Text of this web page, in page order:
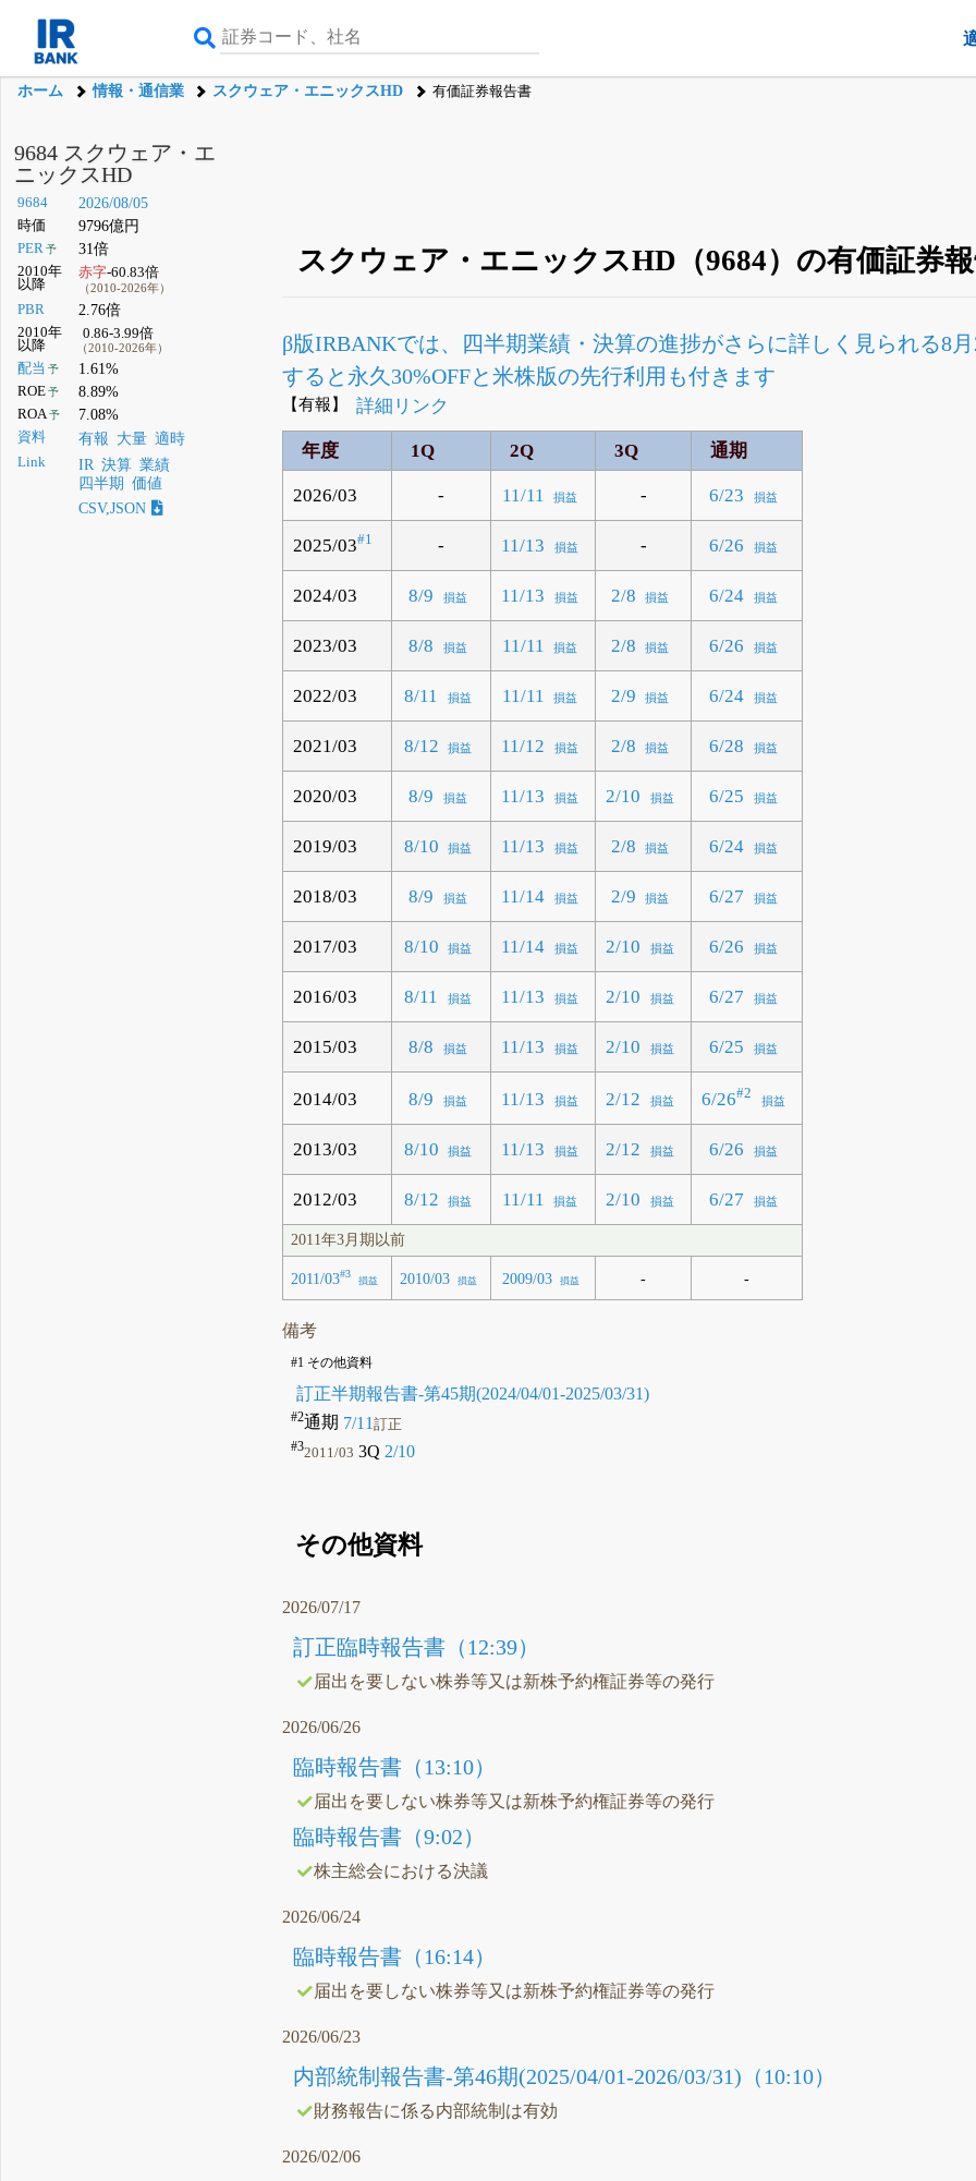
ホーム 情報・通信業 スクウェア・エニックスHD 有価証券報告書
9684 スクウェア・エ
ニックスHD
9684 2026/08/05
時価 9796億円
PER予 31倍
2010年
以降
赤字-60.83倍
（2010-2026年）
PBR 2.76倍
2010年
以降
0.86-3.99倍
（2010-2026年）
配当 予 1.61%
ROE予 8.89%
ROA 予 7.08%
資料 有報 大量 適時
Link IR 決算 業績
四半期 価値
CSV,JSON
スクウェア・エニックスHD（9684）の有価証券
β版IRBANKでは、 四半期業績・決算の進捗がさらに詳しく見られる8
すると永久30%OFFと米株版の先行利用も付きます
【有報】 詳細リンク
年度 1Q 2Q 3Q 通期
2026/03 - 11/11 損益 - 6/23 損益
2025/03#1 - 11/13 損益 - 6/26 損益
2024/03 8/9 損益 11/13 損益 2/8 損益 6/24 損益
2023/03 8/8 損益 11/11 損益 2/8 損益 6/26 損益
2022/03 8/11 損益 11/11 損益 2/9 損益 6/24 損益
2021/03 8/12 損益 11/12 損益 2/8 損益 6/28 損益
2020/03 8/9 損益 11/13 損益 2/10 損益 6/25 損益
2019/03 8/10 損益 11/13 損益 2/8 損益 6/24 損益
2018/03 8/9 損益 11/14 損益 2/9 損益 6/27 損益
2017/03 8/10 損益 11/14 損益 2/10 損益 6/26 損益
2016/03 8/11 損益 11/13 損益 2/10 損益 6/27 損益
2015/03 8/8 損益 11/13 損益 2/10 損益 6/25 損益
2014/03 8/9 損益 11/13 損益 2/12 損益 6/26#2 損益
2013/03 8/10 損益 11/13 損益 2/12 損益 6/26 損益
2012/03 8/12 損益 11/11 損益 2/10 損益 6/27 損益
2011年3月期以前
2011/03#3
損益 2010/03 損益 2009/03 損益 - -
備考
#1 その他資料
訂正半期報告書-第45期(2024/04/01-2025/03/31)
#2通期 7/11訂正
#32011/03 3Q 2/10
その他資料
2026/07/17
訂正臨時報告書（12:39）
届出を要しない株券等又は新株予約権証券等の発行
2026/06/26
臨時報告書（13:10）
届出を要しない株券等又は新株予約権証券等の発行
臨時報告書（9:02）
株主総会における決議
2026/06/24
臨時報告書（16:14）
届出を要しない株券等又は新株予約権証券等の発行
2026/06/23
内部統制報告書-第46期(2025/04/01-2026/03/31)（10:10）
財務報告に係る内部統制は有効
2026/02/06